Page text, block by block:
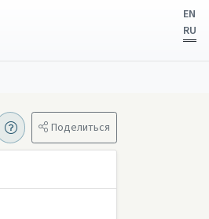
EN
RU
Поделиться